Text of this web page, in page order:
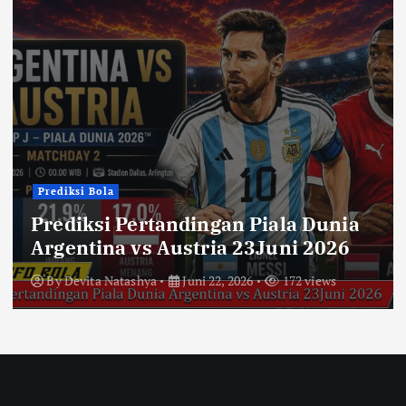
i
n
a
s
i
p
o
Prediksi Bola
Prediksi Pertandingan Piala Dunia
Argentina vs Austria 23Juni 2026
ByDevita Natashya Juni 22, 2026 172 views